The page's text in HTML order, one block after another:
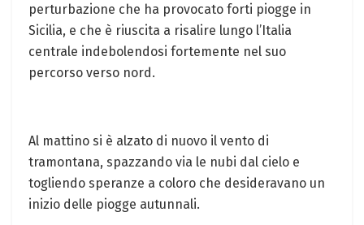
perturbazione che ha provocato forti piogge in
Sicilia, e che è riuscita a risalire lungo l’Italia
centrale indebolendosi fortemente nel suo
percorso verso nord.
Al mattino si è alzato di nuovo il vento di
tramontana, spazzando via le nubi dal cielo e
togliendo speranze a coloro che desideravano un
inizio delle piogge autunnali.